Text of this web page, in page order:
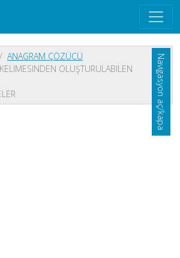
Navigasyon aç/kapa
ANAGRAM ÇÖZÜCÜ
OLUŞTURULABILEN